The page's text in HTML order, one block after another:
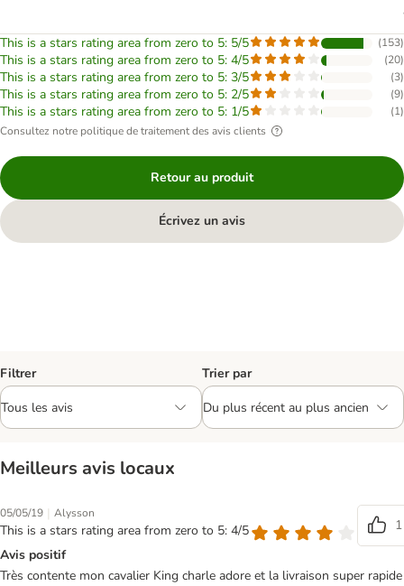
This is a stars rating area from zero to 5: 5/5 (153)
This is a stars rating area from zero to 5: 4/5 (20)
This is a stars rating area from zero to 5: 3/5 (3)
This is a stars rating area from zero to 5: 2/5 (9)
This is a stars rating area from zero to 5: 1/5 (1)
Consultez notre politique de traitement des avis clients
Retour au produit
Écrivez un avis
Filtrer Trier par
Meilleurs avis locaux
05/05/19 | Alysson
This is a stars rating area from zero to 5: 4/5
1
Avis positif
Très contente mon cavalier King charle adore et la livraison super rapide